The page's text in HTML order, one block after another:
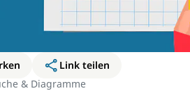
Link teilen
& Diagramme